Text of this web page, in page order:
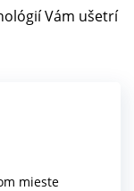
Vám ušetrí
mieste